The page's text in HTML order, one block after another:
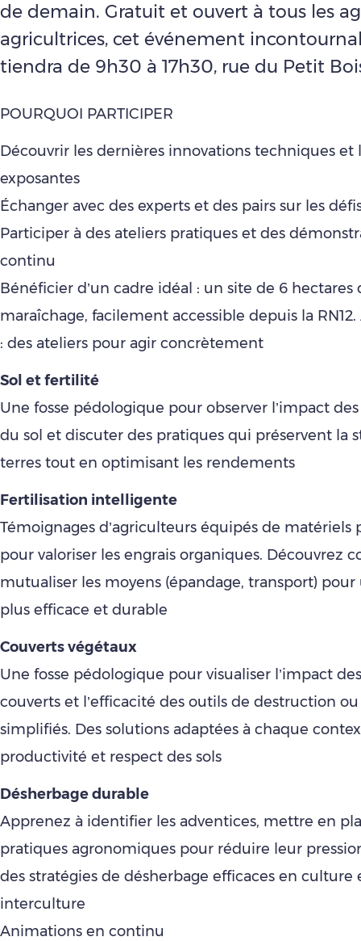
de demain. Gratuit et ouvert à tous les
agricultrices, cet événement
tiendra de 9h30 à 17h30, rue du Petit
POURQUOI PARTICIPER
Découvrir les dernières innovations techniques et
exposantes
Échanger avec des experts et des pairs sur les
Participer à des ateliers pratiques et des
continu
Bénéficier d’un cadre idéal : un site de 6 hectares
maraîchage, facilement accessible depuis la
: des ateliers pour agir concrètement
Sol et fertilité
Une fosse pédologique pour observer l’impact
du sol et discuter des pratiques qui préservent la
terres tout en optimisant les rendements
Fertilisation intelligente
Témoignages d’agriculteurs équipés de matériels
pour valoriser les engrais organiques. Découvrez
mutualiser les moyens (épandage, transport)
plus efficace et durable
Couverts végétaux
Une fosse pédologique pour visualiser l’impact
couverts et l’efficacité des outils de destruction
simplifiés. Des solutions adaptées à chaque
productivité et respect des sols
Désherbage durable
Apprenez à identifier les adventices, mettre en
pratiques agronomiques pour réduire leur
des stratégies de désherbage efficaces en culture
interculture
Animations en continu